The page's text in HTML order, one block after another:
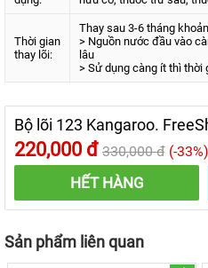
3 lõi lọc kangaroo
Lõi
lọc
Hình
ảnh
Thời gian
thay lõi:
Thay sau 3-6 tháng
> Nguồn nước đầu vào
lâu
> Sử dụng càng ít thì thời
Bộ lõi 123 Kangaroo.
220,000 đ 330,000 đ (-33%)
HẾT HÀNG
Sản phẩm liên quan